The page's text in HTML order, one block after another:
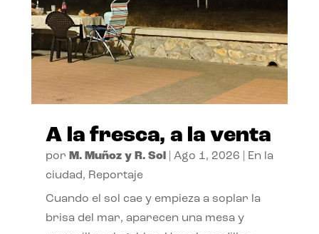
A la fresca, a la venta
por M. Muñoz y R. Sol| Ago 1, 2026
En la
ciudad, Reportaje
Cuando el sol cae y empieza a soplar la
brisa del mar, aparecen una mesa y